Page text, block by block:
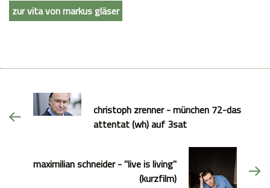
zur vita von markus gläser
christoph zrenner - münchen 72-das
attentat (wh) auf 3sat
maximilian schneider - "live is living"
(kurzfilm)